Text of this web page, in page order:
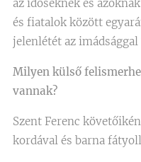
az időseknek és
és fiatalok között
jelenlétét az
Milyen külső
vannak?
Szent Ferenc
kordával és barna